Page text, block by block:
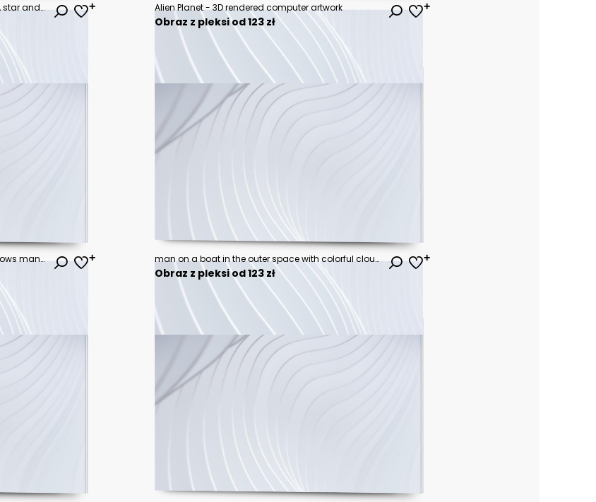
Sci-fi magical landscape with rock valey, star and sun. Digital painting illustration. Element furnished by NASA Alien Planet - 3D rendered computer artwork
Obraz z pleksi od 123 zł
Oil painting fantasy art. The illustration shows man girl who is riding on swing on big planet in beautiful pink sunset cosmos. man on a boat in the outer space with colorful cloud,illustration
Obraz z pleksi od 123 zł